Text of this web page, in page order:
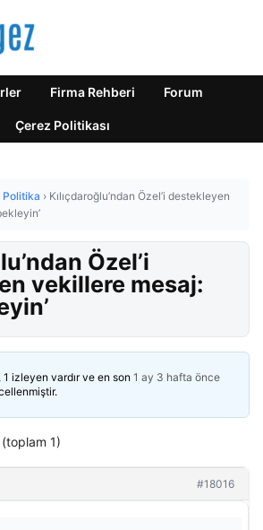
Firma Rehberi Forum
Çerez Politikası
Politika › Kılıçdaroğlu’ndan Özel’i destekleyen
Özel’i
vekillere mesaj:
izleyen vardır ve en son 1 ay 3 hafta önce
1)
#18016